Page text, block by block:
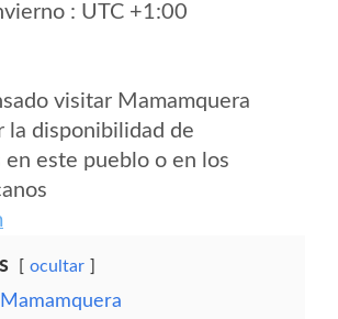
: UTC +1:00
visitar Mamamquera
la disponibilidad de
este pueblo o en los
ocultar